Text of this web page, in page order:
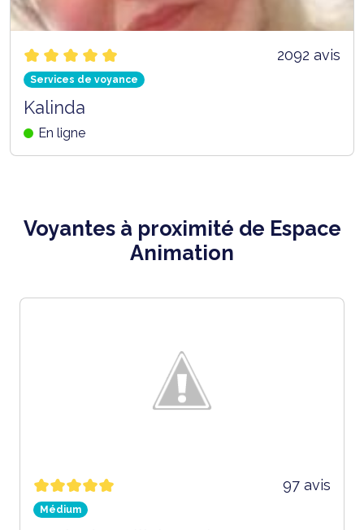
2092 avis
Services de voyance
Kalinda
En ligne
Voyantes à proximité de Espace
Animation
97 avis
Médium